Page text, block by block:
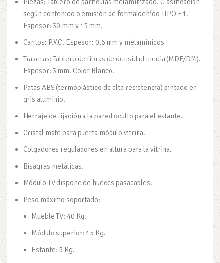
Piezas: Tablero de partículas melaminizado. Clasificación
según contenido o emisión de formaldehído TIPO E1.
Espesor: 30 mm y 15 mm.
Cantos: P.V.C. Espesor: 0,6 mm y melamínicos.
Traseras: Tablero de fibras de densidad media (MDF/DM).
Espesor: 3 mm. Color Blanco.
Patas ABS (termoplástico de alta resistencia) pintado en
gris aluminio.
Herraje de fijación a la pared oculto para el estante.
Cristal mate para puerta módulo vitrina.
Colgadores reguladores en altura para la vitrina.
Bisagras metálicas.
Módulo TV dispone de huecos pasacables.
Peso máximo soportado:
Mueble TV: 40 Kg.
Módulo superior: 15 Kg.
Estante: 5 Kg.